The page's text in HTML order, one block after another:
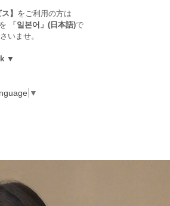
】 をご利用の方は
「일본어」(日本語)で
いませ。
▼
▼